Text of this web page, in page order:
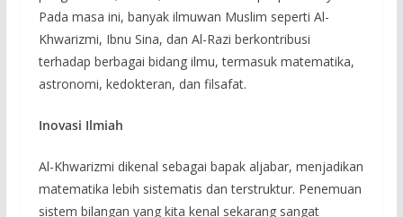
Pada masa ini, banyak ilmuwan Muslim seperti Al-
Khwarizmi, Ibnu Sina, dan Al-Razi berkontribusi
terhadap berbagai bidang ilmu, termasuk matematika,
astronomi, kedokteran, dan filsafat.
Inovasi Ilmiah
Al-Khwarizmi dikenal sebagai bapak aljabar, menjadikan
matematika lebih sistematis dan terstruktur. Penemuan
sistem bilangan yang kita kenal sekarang sangat